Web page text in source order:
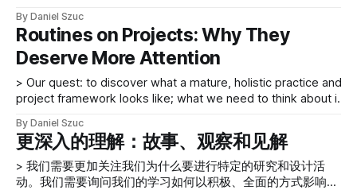
实践的元素时，我们考虑了当前和未来的状态、学习学院、价
值观和信仰、项目团队使用的语言、工具包；软技能，或值得
持续练习的人的素质；设计和验证解决方案的空间，从 故事中
[https://www.uxmatters.com/mt/archives/2014/05/
[https://www.uxmatters.com/mt/archives/2014/11/designing-
projects-for-success-a-more-humane-ux-practice.php] ，
我們探討了構成成熟UX 實踐的元素以及它們如何應用於項目團
為人們設計積極體驗的方法。在概述鼓勵設計 人性化用戶 體驗
實踐的元素時，我們考慮了當前和未來的狀態、學習學院、價
值觀和信仰、項目團隊使用的語言、工具包；軟技能，或值得
持續練習的人的素質；設計和驗證解決方案的空間，從 故事中
[https://www.uxmatters.com/mt/archives/2014/05/
By Daniel Szuc
Routines on Projects: Why They
Deserve More Attention
> Our quest: to discover what a mature, holistic practice and
project framework looks like; what we need to think about in
successful project team. In our last article
[https://www.uxmatters.com/mt/archives/2014/11/designing-
projects-for-
By Daniel Szuc
更深入的理解：故事、观察和见解
> 我们需要更加关注我们为什么要进行特定的研究和设计活
动。我们需要询问我们的学习如何以积极、全面的方式影响我